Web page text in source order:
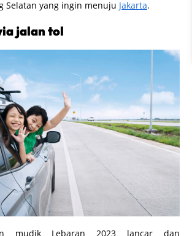
Selatan yang ingin menuju Jakarta.
jalan tol
mudik Lebaran 2023 lancar dan